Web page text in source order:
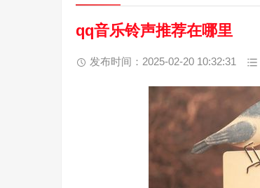
qq音乐铃声推荐在哪里
发布时间：2025-02-20 10:32:31